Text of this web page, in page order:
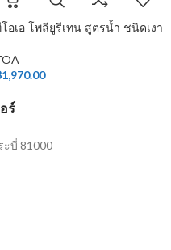
อเอ โพลียูรีเทน สูตรน้ำ ชนิดเงา
1,970.00
ร์
ะบี่ 81000